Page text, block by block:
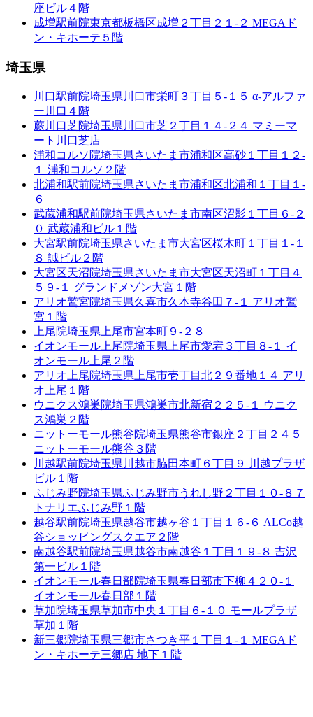
座ビル４階
成増駅前院東京都板橋区成増２丁目２１-２ MEGAド
ン・キホーテ５階
埼玉県
川口駅前院埼玉県川口市栄町３丁目５-１５ α-アルファ
ー川口４階
蕨川口芝院埼玉県川口市芝２丁目１４-２４ マミーマ
ート川口芝店
浦和コルソ院埼玉県さいたま市浦和区高砂１丁目１２-
１ 浦和コルソ２階
北浦和駅前院埼玉県さいたま市浦和区北浦和１丁目１-
６
武蔵浦和駅前院埼玉県さいたま市南区沼影１丁目６-２
０ 武蔵浦和ビル１階
大宮駅前院埼玉県さいたま市大宮区桜木町１丁目１-１
８ 誠ビル２階
大宮区天沼院埼玉県さいたま市大宮区天沼町１丁目４
５９-１ グランドメゾン大宮１階
アリオ鷲宮院埼玉県久喜市久本寺谷田７-１ アリオ鷲
宮１階
上尾院埼玉県上尾市宮本町９-２８
イオンモール上尾院埼玉県上尾市愛宕３丁目８-１ イ
オンモール上尾２階
アリオ上尾院埼玉県上尾市壱丁目北２９番地１４ アリ
オ上尾１階
ウニクス鴻巣院埼玉県鴻巣市北新宿２２５-１ ウニク
ス鴻巣２階
ニットーモール熊谷院埼玉県熊谷市銀座２丁目２４５
ニットーモール熊谷３階
川越駅前院埼玉県川越市脇田本町６丁目９ 川越プラザ
ビル１階
ふじみ野院埼玉県ふじみ野市うれし野２丁目１０-８７
トナリエふじみ野１階
越谷駅前院埼玉県越谷市越ヶ谷１丁目１６-６ ALCo越
谷ショッピングスクエア２階
南越谷駅前院埼玉県越谷市南越谷１丁目１９-８ 吉沢
第一ビル１階
イオンモール春日部院埼玉県春日部市下柳４２０-１
イオンモール春日部１階
草加院埼玉県草加市中央１丁目６-１０ モールプラザ
草加１階
新三郷院埼玉県三郷市さつき平１丁目１-１ MEGAド
ン・キホーテ三郷店 地下１階